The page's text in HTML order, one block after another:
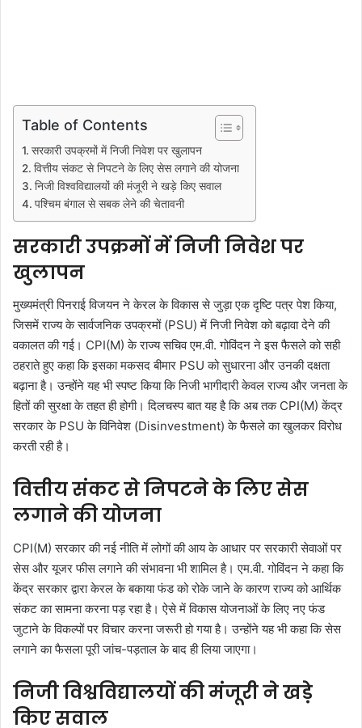
Table of Contents
सरकारी उपक्रमों में निजी निवेश पर खुलापन
वित्तीय संकट से निपटने के लिए सेस लगाने की योजना
निजी विश्वविद्यालयों की मंजूरी ने खड़े किए सवाल
पश्चिम बंगाल से सबक लेने की चेतावनी
सरकारी उपक्रमों में निजी निवेश पर
खुलापन
मुख्यमंत्री पिनराई विजयन ने केरल के विकास से जुड़ा एक दृष्टि पत्र पेश किया,
जिसमें राज्य के सार्वजनिक उपक्रमों (PSU) में निजी निवेश को बढ़ावा देने की
वकालत की गई। CPI(M) के राज्य सचिव एम.वी. गोविंदन ने इस फैसले को सही
ठहराते हुए कहा कि इसका मकसद बीमार PSU को सुधारना और उनकी दक्षता
बढ़ाना है। उन्होंने यह भी स्पष्ट किया कि निजी भागीदारी केवल राज्य और जनता के
हितों की सुरक्षा के तहत ही होगी। दिलचस्प बात यह है कि अब तक CPI(M) केंद्र
सरकार के PSU के विनिवेश (Disinvestment) के फैसले का खुलकर विरोध
करती रही है।
वित्तीय संकट से निपटने के लिए सेस
लगाने की योजना
CPI(M) सरकार की नई नीति में लोगों की आय के आधार पर सरकारी सेवाओं पर
सेस और यूजर फीस लगाने की संभावना भी शामिल है। एम.वी. गोविंदन ने कहा कि
केंद्र सरकार द्वारा केरल के बकाया फंड को रोके जाने के कारण राज्य को आर्थिक
संकट का सामना करना पड़ रहा है। ऐसे में विकास योजनाओं के लिए नए फंड
जुटाने के विकल्पों पर विचार करना जरूरी हो गया है। उन्होंने यह भी कहा कि सेस
लगाने का फैसला पूरी जांच-पड़ताल के बाद ही लिया जाएगा।
निजी विश्वविद्यालयों की मंजूरी ने खड़े
किए सवाल